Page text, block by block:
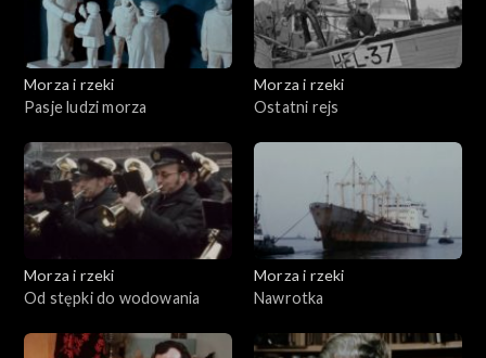
Morza i rzeki
Pasje ludzi morza
Morza i rzeki
Ostatni rejs
Morza i rzeki
Od stępki do wodowania
Morza i rzeki
Nawrotka